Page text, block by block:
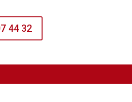
44 32